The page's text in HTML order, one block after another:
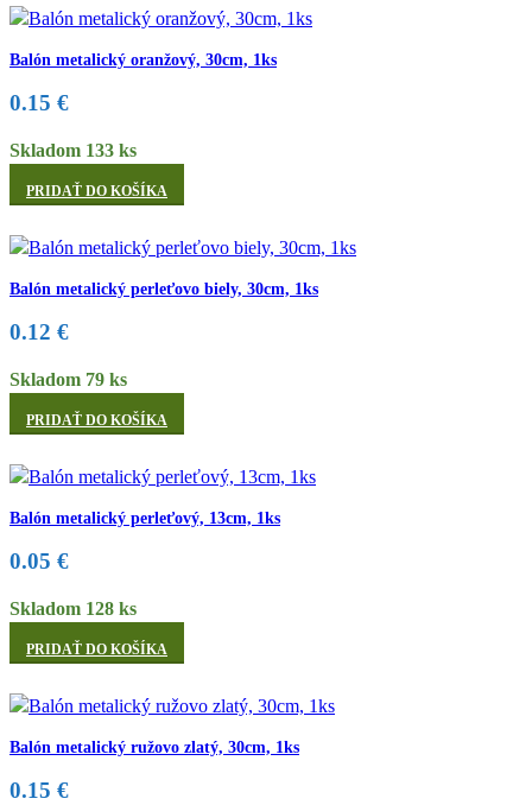
Balón metalický oranžový, 30cm, 1ks
0.15 €
Skladom 133 ks
PRIDAŤ DO KOŠÍKA
Balón metalický perleťovo biely, 30cm, 1ks
0.12 €
Skladom 79 ks
PRIDAŤ DO KOŠÍKA
Balón metalický perleťový, 13cm, 1ks
0.05 €
Skladom 128 ks
PRIDAŤ DO KOŠÍKA
Balón metalický ružovo zlatý, 30cm, 1ks
0.15 €